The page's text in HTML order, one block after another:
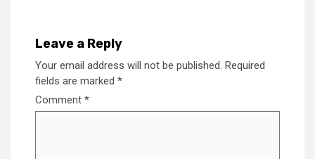
Leave a Reply
Your email address will not be published. Required
fields are marked *
Comment *